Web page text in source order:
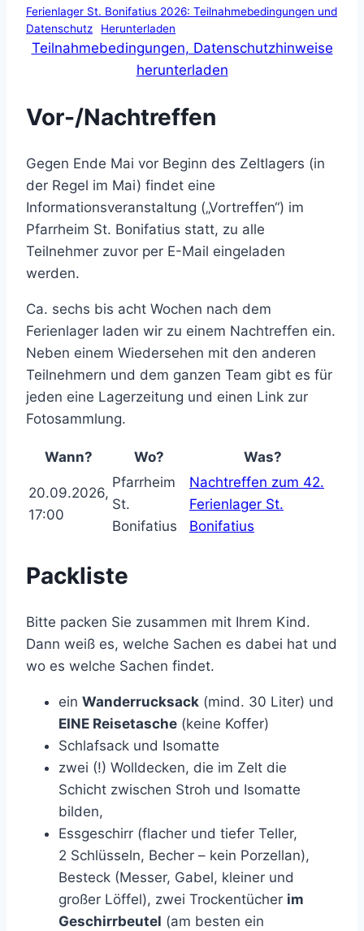
Ferienlager St. Bonifatius 2026: Teilnahmebedingungen und
Datenschutz
Herunterladen
Teilnahmebedingungen, Datenschutzhinweise
herunterladen
Vor-/Nachtreffen
Gegen Ende Mai vor Beginn des Zeltlagers (in
der Regel im Mai) findet eine
Informationsveranstaltung („Vortreffen“) im
Pfarrheim St. Bonifatius statt, zu alle
Teilnehmer zuvor per E-Mail eingeladen
werden.
Ca. sechs bis acht Wochen nach dem
Ferienlager laden wir zu einem Nachtreffen ein.
Neben einem Wiedersehen mit den anderen
Teilnehmern und dem ganzen Team gibt es für
jeden eine Lagerzeitung und einen Link zur
Fotosammlung.
Wann? Wo? Was?
20.09.2026,
17:00
Pfarrheim
St.
Bonifatius
Nachtreffen zum 42.
Ferienlager St.
Bonifatius
Packliste
Bitte packen Sie zusammen mit Ihrem Kind.
Dann weiß es, welche Sachen es dabei hat und
wo es welche Sachen findet.
ein Wanderrucksack (mind. 30 Liter) und
EINE Reisetasche (keine Koffer)
Schlafsack und Isomatte
zwei (!) Wolldecken, die im Zelt die
Schicht zwischen Stroh und Isomatte
bilden,
Essgeschirr (flacher und tiefer Teller,
2 Schlüsseln, Becher – kein Porzellan),
Besteck (Messer, Gabel, kleiner und
großer Löffel), zwei Trockentücher im
Geschirrbeutel (am besten ein